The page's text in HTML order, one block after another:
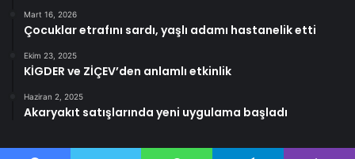
Mart 16, 2026
Çocuklar etrafını sardı, yaşlı adamı hastanelik etti
Ekim 23, 2025
KİGDER ve ZİÇEV’den anlamlı etkinlik
Haziran 2, 2025
Akaryakıt satışlarında yeni uygulama başladı